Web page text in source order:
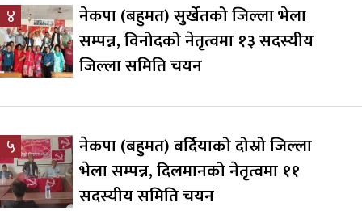
४
नेकपा (बहुमत) सुर्खेतको जिल्ला भेला
सम्पन्न, विनोदको नेतृत्वमा १३ सदस्यीय
जिल्ला समिति चयन
५
नेकपा (बहुमत) बर्दियाको दोस्रो जिल्ला
भेला सम्पन्न, दिलमानको नेतृत्वमा ११
सदस्यीय समिति चयन